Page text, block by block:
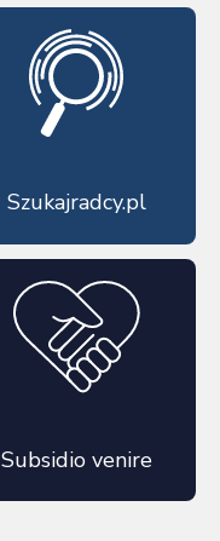
Szukajradcy.pl
Subsidio venire